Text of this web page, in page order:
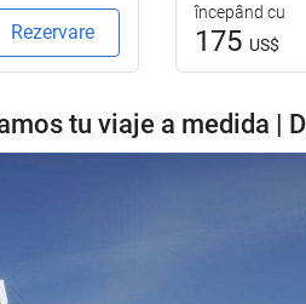
Rezervare
începând cu
175 US$
tu viaje a medida |